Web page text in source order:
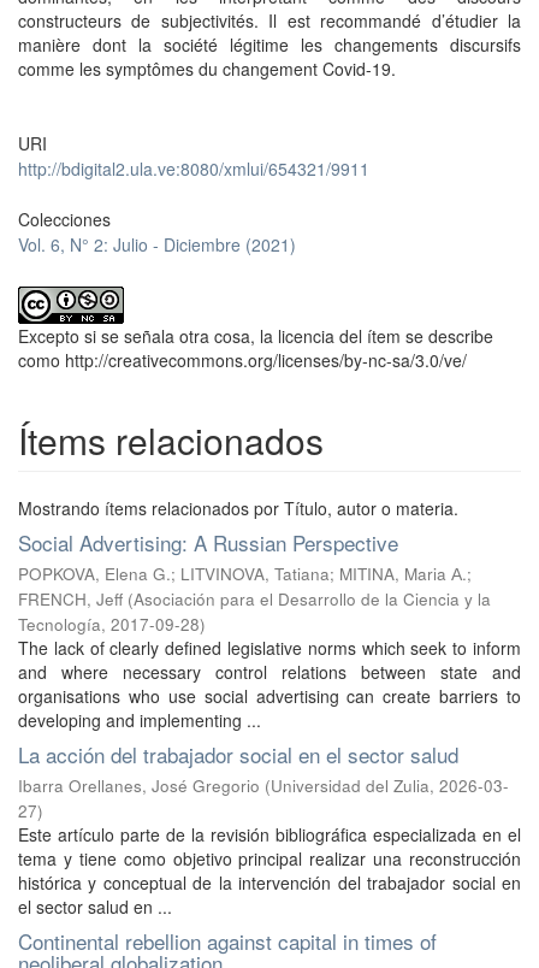
constructeurs de subjectivités. Il est recommandé d’étudier la
manière dont la société légitime les changements discursifs
comme les symptômes du changement Covid-19.
URI
http://bdigital2.ula.ve:8080/xmlui/654321/9911
Colecciones
Vol. 6, N° 2: Julio - Diciembre (2021)
Excepto si se señala otra cosa, la licencia del ítem se describe
como http://creativecommons.org/licenses/by-nc-sa/3.0/ve/
Ítems relacionados
Mostrando ítems relacionados por Título, autor o materia.
Social Advertising: A Russian Perspective
POPKOVA, Elena G.; LITVINOVA, Tatiana; MITINA, Maria А.;
FRENCH, Jeff (Asociación para el Desarrollo de la Ciencia y la
Tecnología, 2017-09-28)
The lack of clearly defined legislative norms which seek to inform
and where necessary control relations between state and
organisations who use social advertising can create barriers to
developing and implementing ...
La acción del trabajador social en el sector salud
Ibarra Orellanes, José Gregorio (Universidad del Zulia, 2026-03-
27)
Este artículo parte de la revisión bibliográfica especializada en el
tema y tiene como objetivo principal realizar una reconstrucción
histórica y conceptual de la intervención del trabajador social en
el sector salud en ...
Continental rebellion against capital in times of